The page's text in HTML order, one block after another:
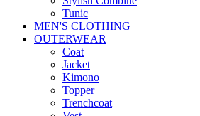
Tunic
MEN'S CLOTHING
OUTERWEAR
Coat
Jacket
Kimono
Topper
Trenchcoat